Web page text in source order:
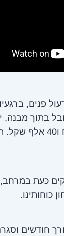
פנים,
בתוך מבנה,
למבנה ונכנסו לסריקה. מצאנו אותו עם אפוד,
כעת במרחב,
כוחותינו.
חודשים